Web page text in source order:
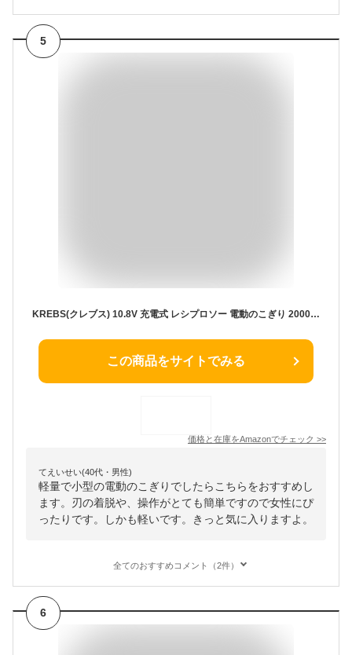
5
KREBS(クレブス) 10.8V 充電式 レシプロソー 電動のこぎり 2000mAh バッテリー＆充電器付 細握り＆軽量約1.1kg 木材・プラスチック＆金属用替刃付 初心者対応 粗大ゴミの解体 庭木の剪定など【10.8V共通バッテリーシリーズ】
この商品をサイトでみる
価格と在庫をAmazonでチェック >>
てえいせい(40代・男性)
軽量で小型の電動のこぎりでしたらこちらをおすすめし
ます。刃の着脱や、操作がとても簡単ですので女性にぴ
ったりです。しかも軽いです。きっと気に入りますよ。
全てのおすすめコメント（2件）
6